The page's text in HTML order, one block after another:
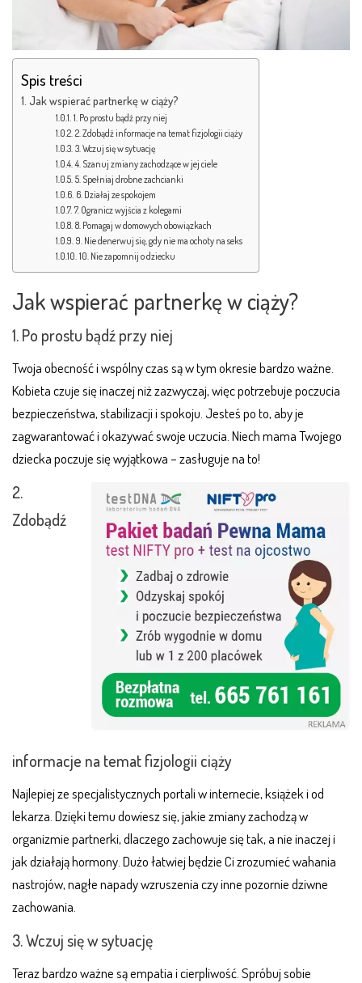
Spis treści
Jak wspierać partnerkę w ciąży?
1. Po prostu bądź przy niej
2. Zdobądź informacje na temat fizjologii ciąży
3. Wczuj się w sytuację
4. Szanuj zmiany zachodzące w jej ciele
5. Spełniaj drobne zachcianki
6. Działaj ze spokojem
7. Ogranicz wyjścia z kolegami
8. Pomagaj w domowych obowiązkach
9. Nie denerwuj się, gdy nie ma ochoty na seks
10. Nie zapomnij o dziecku
Jak wspierać partnerkę w ciąży?
1. Po prostu bądź przy niej
Twoja obecność i wspólny czas są w tym okresie bardzo ważne.
Kobieta czuje się inaczej niż zazwyczaj, więc potrzebuje poczucia
bezpieczeństwa, stabilizacji i spokoju. Jesteś po to, aby je
zagwarantować i okazywać swoje uczucia. Niech mama Twojego
dziecka poczuje się wyjątkowa – zasługuje na to!
2.
Zdobądź
informacje na temat fizjologii ciąży
Najlepiej ze specjalistycznych portali w internecie, książek i od
lekarza. Dzięki temu dowiesz się, jakie zmiany zachodzą w
organizmie partnerki, dlaczego zachowuje się tak, a nie inaczej i
jak działają hormony. Dużo łatwiej będzie Ci zrozumieć wahania
nastrojów, nagłe napady wzruszenia czy inne pozornie dziwne
zachowania.
3. Wczuj się w sytuację
Teraz bardzo ważne są empatia i cierpliwość. Spróbuj sobie